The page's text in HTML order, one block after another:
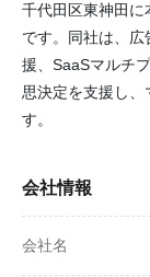
千代田区東神田に
です。同社は、
援、SaaSマルチ
思決定を支援し、
す。
会社情報
会社名